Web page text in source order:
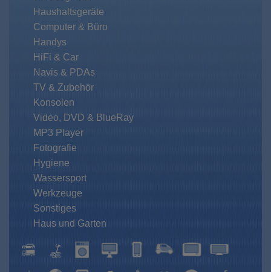
Haushaltsgeräte
Computer & Büro
Handys
HiFi & Car
Navis & PDAs
TV & Zubehör
Konsolen
Video, DVD & BlueRay
MP3 Player
Fotografie
Hygiene
Wassersport
Werkzeuge
Sonstiges
Haus und Garten